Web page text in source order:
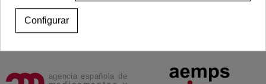
Configurar